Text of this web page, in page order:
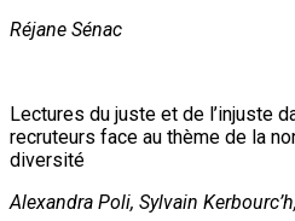
Réjane Sénac
Lectures du juste et de l’injuste
recruteurs face au thème de la
diversité
Alexandra Poli, Sylvain